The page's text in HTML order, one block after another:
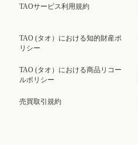
TAOサービス利用規約
TAO (タオ）における知的財産ポ
リシー
TAO (タオ）における商品リコー
ルポリシー
売買取引規約